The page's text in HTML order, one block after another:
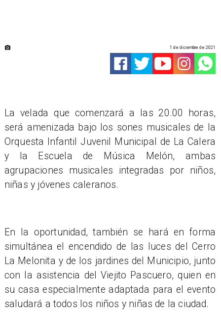
1 de diciembre de 2021
La velada que comenzará a las 20.00 horas,
será amenizada bajo los sones musicales de la
Orquesta Infantil Juvenil Municipal de La Calera
y la Escuela de Música Melón, ambas
agrupaciones musicales integradas por niños,
niñas y jóvenes caleranos.
En la oportunidad, también se hará en forma
simultánea el encendido de las luces del Cerro
La Melonita y de los jardines del Municipio, junto
con la asistencia del Viejito Pascuero, quien en
su casa especialmente adaptada para el evento
saludará a todos los niños y niñas de la ciudad.